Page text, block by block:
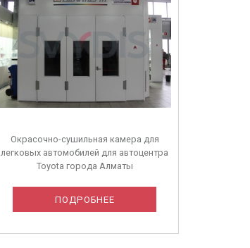
Окрасочно-сушильная камера для
легковых автомобилей для автоцентра
Toyota города Алматы
ПОДРОБНЕЕ